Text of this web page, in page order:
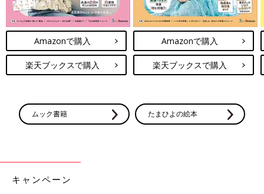
Amazonで購入
楽天ブックスで購入
Amazonで購入
楽天ブックスで購入
ムック書籍 たまひよの絵本
キャンペーン